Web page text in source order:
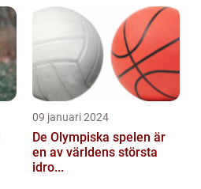
09 januari 2024
De Olympiska spelen är
en av världens största
idro...